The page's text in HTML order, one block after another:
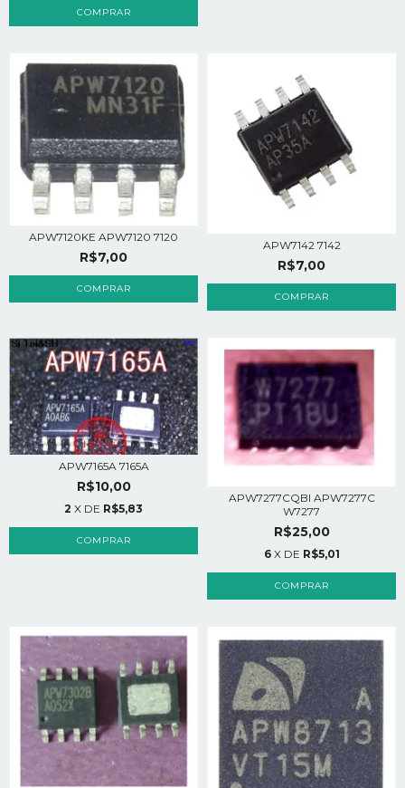
APW7120KE APW7120 7120
R$7,00
APW7142 7142
R$7,00
APW7165A 7165A
R$10,00
2 X DE R$5,83
APW7277CQBI APW7277C
W7277
R$25,00
6 X DE R$5,01